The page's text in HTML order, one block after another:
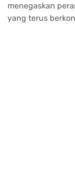
menegaskan
yang terus